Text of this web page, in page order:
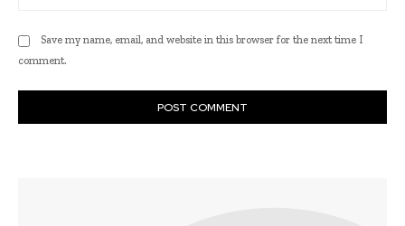
Save my name, email, and website in this browser for the next time I
comment.